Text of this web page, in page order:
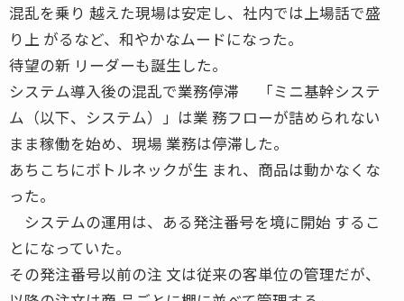
混乱を乗り 越えた現場は安定し、社内では上場話で盛
り上 がるなど、和やかなムードになった。
待望の新 リーダーも誕生した。
システム導入後の混乱で業務停滞 「ミニ基幹システ
ム（以下、システム）」は業 務フローが詰められない
まま稼働を始め、現場 業務は停滞した。
あちこちにボトルネックが生 まれ、商品は動かなくな
った。
システムの運用は、ある発注番号を境に開始 するこ
とになっていた。
その発注番号以前の注 文は従来の客単位の管理だが、